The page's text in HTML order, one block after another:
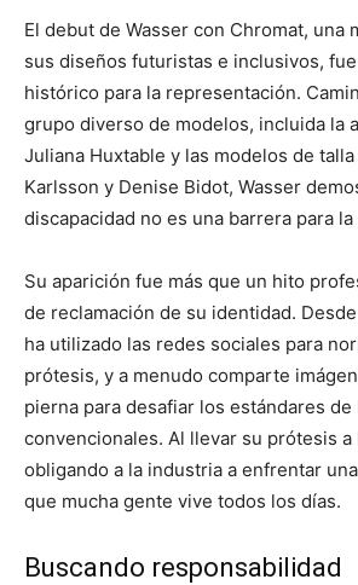
El debut de Wasser con Chromat, una
sus diseños futuristas e inclusivos,
histórico para la representación.
grupo diverso de modelos, incluida la
Juliana Huxtable y las modelos de
Karlsson y Denise Bidot, Wasser
discapacidad no es una barrera para
Su aparición fue más que un hito
de reclamación de su identidad.
ha utilizado las redes sociales para
prótesis, y a menudo comparte
pierna para desafiar los estándares de
convencionales. Al llevar su prótesis a
obligando a la industria a enfrentar
que mucha gente vive todos los días.
Buscando responsabilidad